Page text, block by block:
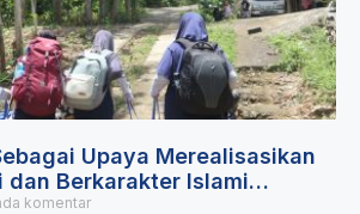
Upaya Merealisasikan
dan Berkarakter Islami…
komentar